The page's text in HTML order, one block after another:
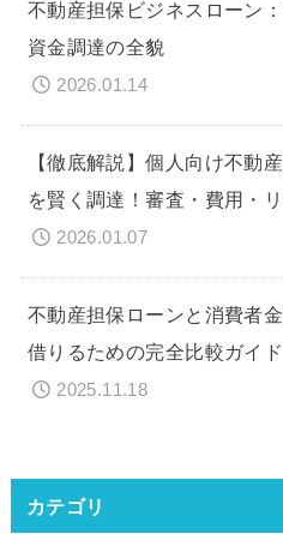
不動産担保ビジネスローン
資金調達の全貌
2026.01.14
【徹底解説】個人向け不動
を賢く調達！審査・費用・
2026.01.07
不動産担保ローンと消費者
借りるための完全比較ガイド
2025.11.18
カテゴリ